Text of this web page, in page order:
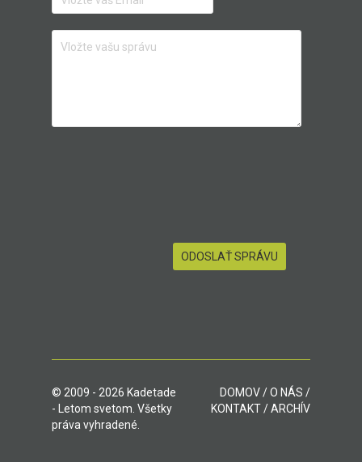
© 2009 - 2026 Kadetade
- Letom svetom. Všetky
práva vyhradené.
DOMOV/O NÁS /
KONTAKT/ARCHÍV